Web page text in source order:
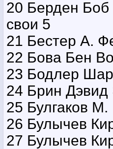
20 Берден Боб
свои 5
21 Бестер А.
22 Бова Бен
23 Бодлер
24 Брин Дэвид
25 Булгаков
26 Булычев
27 Булычев